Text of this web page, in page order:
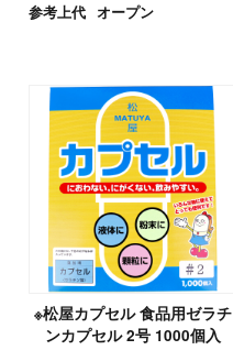
参考上代 オープン
※松屋カプセル 食品用ゼラチ
ンカプセル 2号 1000個入